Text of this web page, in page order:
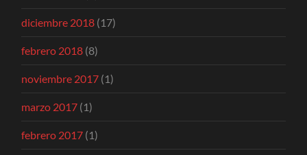
diciembre 2018 (17)
febrero 2018 (8)
noviembre 2017 (1)
marzo 2017 (1)
febrero 2017 (1)